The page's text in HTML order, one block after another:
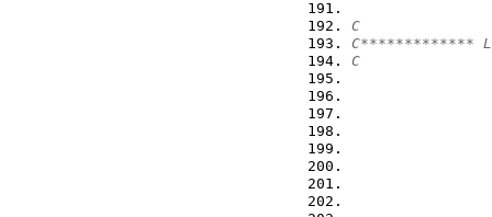
C
C*************
C